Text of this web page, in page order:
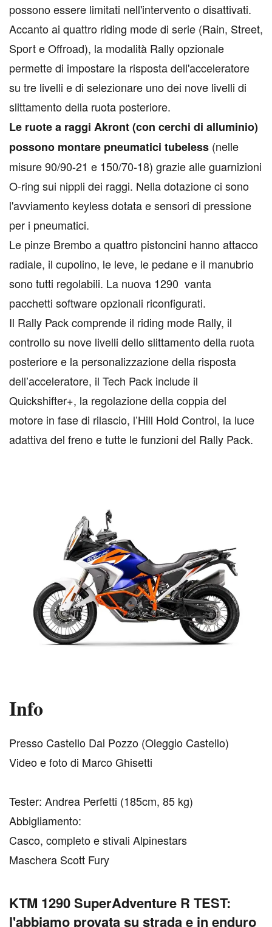
possono essere limitati nell'intervento o disattivati.
Accanto ai quattro riding mode di serie (Rain, Street,
Sport e Offroad), la modalità Rally opzionale
permette di impostare la risposta dell'acceleratore
su tre livelli e di selezionare uno dei nove livelli di
slittamento della ruota posteriore.
Le ruote a raggi Akront (con cerchi di alluminio)
possono montare pneumatici tubeless (nelle
misure 90/90-21 e 150/70-18) grazie alle guarnizioni
O-ring sui nippli dei raggi. Nella dotazione ci sono
l'avviamento keyless dotata e sensori di pressione
per i pneumatici.
Le pinze Brembo a quattro pistoncini hanno attacco
radiale, il cupolino, le leve, le pedane e il manubrio
sono tutti regolabili. La nuova 1290 vanta
pacchetti software opzionali riconfigurati.
Il Rally Pack comprende il riding mode Rally, il
controllo su nove livelli dello slittamento della ruota
posteriore e la personalizzazione della risposta
dell’acceleratore, il Tech Pack include il
Quickshifter+, la regolazione della coppia del
motore in fase di rilascio, l’Hill Hold Control, la luce
adattiva del freno e tutte le funzioni del Rally Pack.
Info
Presso Castello Dal Pozzo (Oleggio Castello)
Video e foto di Marco Ghisetti
Tester: Andrea Perfetti (185cm, 85 kg)
Abbigliamento:
Casco, completo e stivali Alpinestars
Maschera Scott Fury
KTM 1290 SuperAdventure R TEST:
l'abbiamo provata su strada e in enduro